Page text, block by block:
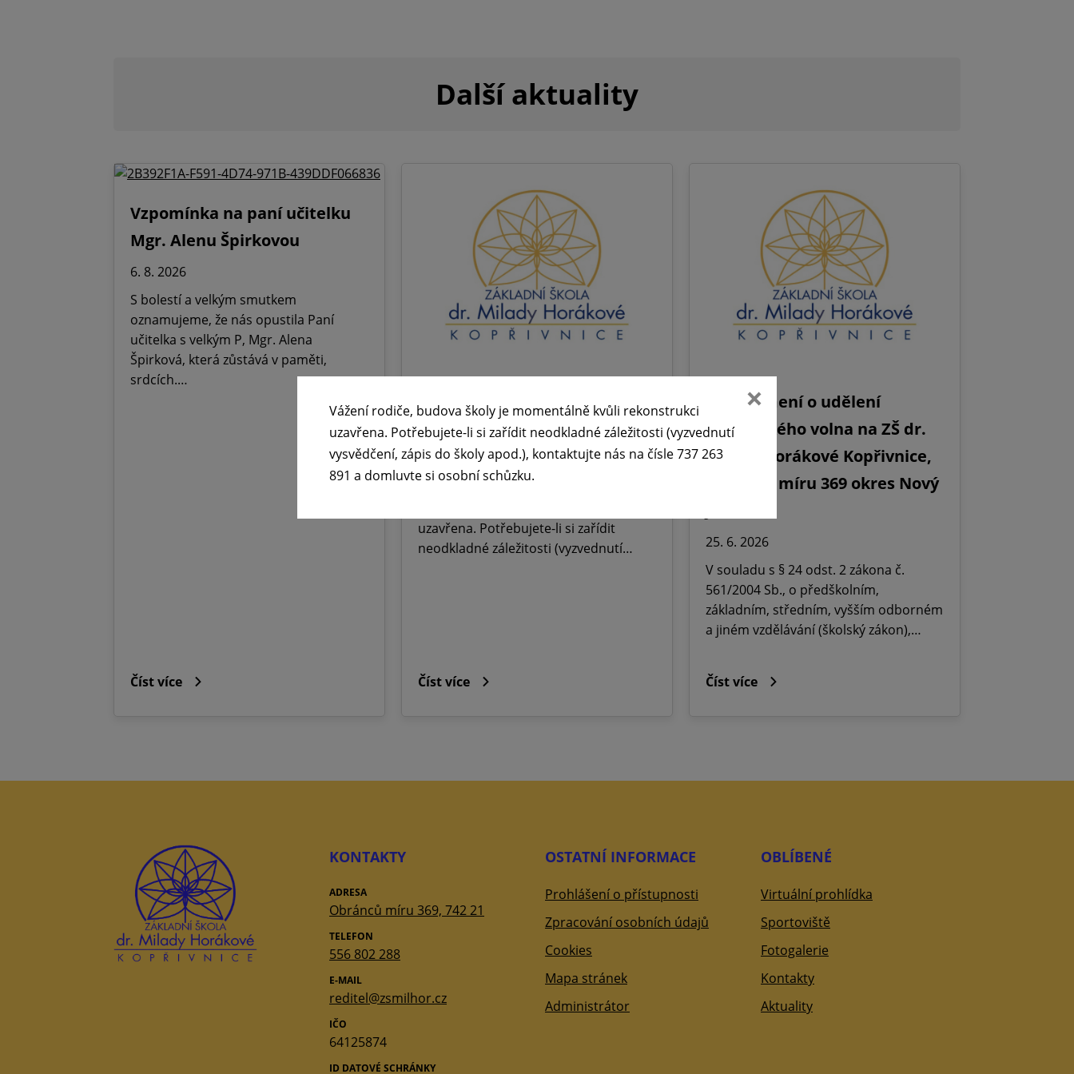
Další aktuality
Vzpomínka na paní učitelku
Mgr. Alenu Špirkovou
6. 8. 2026
S bolestí a velkým smutkem
oznamujeme, že nás opustila Paní
učitelka s velkým P, Mgr. Alena
Špirková, která zůstává v paměti,
srdcích.…
Číst více
🕧 Úřední dny v době letních
prázdnin ☀️
29. 6. 2026
uzavřena. Potřebujete-li si zařídit
neodkladné záležitosti (vyzvednutí…
Číst více
🪧Oznámení o udělení
ředitelského volna na ZŠ dr.
Milady Horákové Kopřivnice,
Obránců míru 369 okres Nový
25. 6. 2026
V souladu s § 24 odst. 2 zákona č.
561/2004 Sb., o předškolním,
základním, středním, vyšším odborném
a jiném vzdělávání (školský zákon),…
Číst více
KONTAKTY
ADRESA
Obránců míru 369, 742 21
TELEFON
556 802 288
E-MAIL
reditel@zsmilhor.cz
IČO
64125874
ID DATOVÉ SCHRÁNKY
OSTATNÍ INFORMACE
Prohlášení o přístupnosti
Zpracování osobních údajů
Cookies
Mapa stránek
Administrátor
OBLÍBENÉ
Virtuální prohlídka
Sportoviště
Fotogalerie
Kontakty
Aktuality
Vážení rodiče, budova školy je momentálně kvůli rekonstrukci
uzavřena. Potřebujete-li si zařídit neodkladné záležitosti (vyzvednutí
vysvědčení, zápis do školy apod.), kontaktujte nás na čísle 737 263
891 a domluvte si osobní schůzku.